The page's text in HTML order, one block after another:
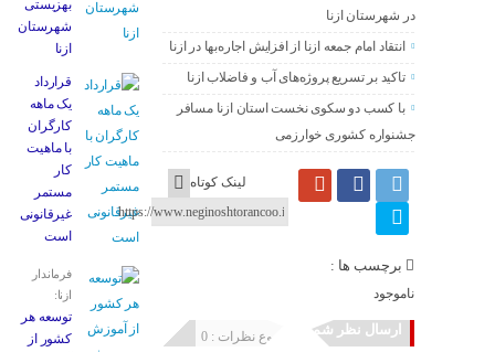
در شهرستان ازنا
انتقاد امام جمعه ازنا از افزایش اجاره‌بها در ازنا
تاکید بر تسریع پروژه‌های آب و فاضلاب ازنا
با کسب دو سکوی نخست استان ازنا مسافر
جشنواره کشوری خوارزمی
لینک کوتاه
برچسب ها :
ناموجود
ارسال نظر شما مجموع نظرات : 0
بهزیستی
شهرستان
ازنا
قرارداد
یک ماهه
کارگران
با ماهیت
کار
مستمر
غیرقانونی
است
فرماندار
ازنا:
توسعه هر
کشور از